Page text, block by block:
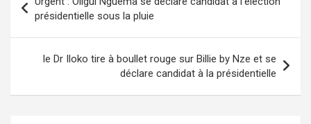
de
l’article
présidentielle sous la pluie
le Dr Iloko tire à boullet rouge sur Billie by Nze et se
déclare candidat à la présidentielle